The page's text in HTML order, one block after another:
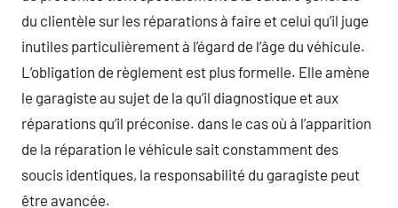
du clientèle sur les réparations à faire et celui qu’il juge
inutiles particulièrement à l’égard de l’âge du véhicule.
L’obligation de règlement est plus formelle. Elle amène
le garagiste au sujet de la qu’il diagnostique et aux
réparations qu’il préconise. dans le cas où à l’apparition
de la réparation le véhicule sait constamment des
soucis identiques, la responsabilité du garagiste peut
être avancée.